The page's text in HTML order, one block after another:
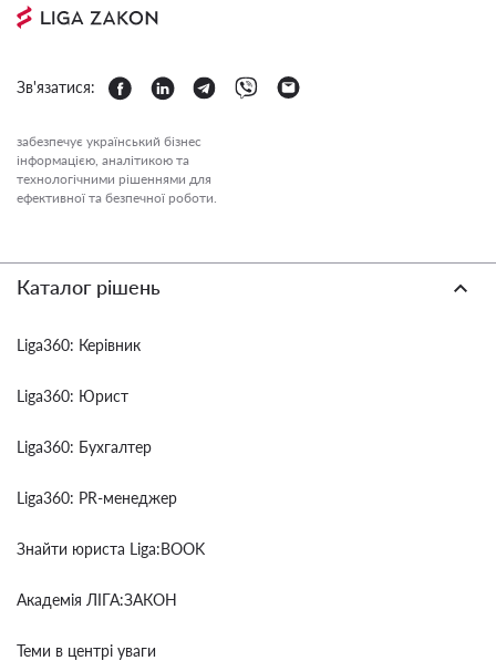
Зв'язатися:
забезпечує український бізнес
інформацією, аналітикою та
технологічними рішеннями для
ефективної та безпечної роботи.
Каталог рішень
Liga360: Керівник
Liga360: Юрист
Liga360: Бухгалтер
Liga360: PR-менеджер
Знайти юриста Liga:BOOK
Академія ЛІГА:ЗАКОН
Теми в центрі уваги